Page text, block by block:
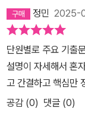
정민 2025-
단원별로 주요 기출
설명이 자세해서 혼
고 간결하고 핵심만
공감 (0) 댓글 (0)